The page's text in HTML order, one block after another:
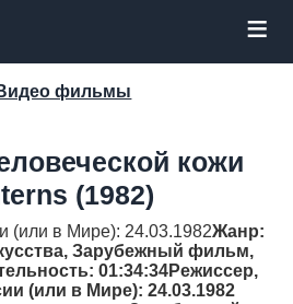
≡
фильмы
кожи
(1982)
(или в Мире): 24.03.1982Жанр:
Зарубежный фильм,
: 01:34:34Режиссер,
(или в Мире): 24.03.1982